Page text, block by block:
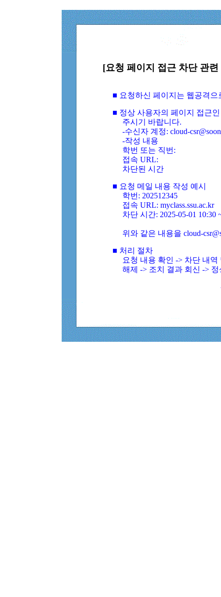
[요청 페이지 접근 차단 관
■ 요청하신 페이지는 웹공격
■ 정상 사용자의 페이지 접근
주시기 바랍니다.
-수신자 계정: cloud-
-작성 내용
학번 또는 직번:
접속 URL:
차단된 시간
■ 요청 메일 내용 작성 예시
학번: 202512345
접속 URL: myclass.ssu.ac.kr
차단 시간: 2025-05-01 10:30
위와 같은 내용을 cloud-
■ 처리 절차
요청 내용 확인 -> 차단 내
해제 -> 조치 결과 회신 ->